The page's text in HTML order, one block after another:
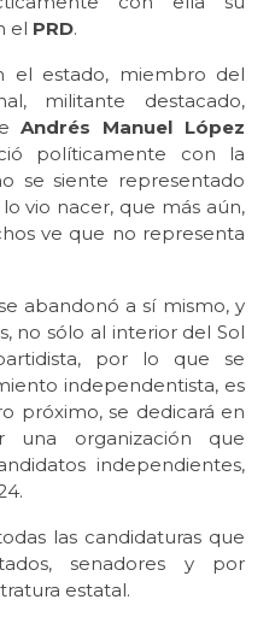
el PRD.
el estado, miembro del
militante destacado,
Andrés Manuel López
políticamente con la
se siente representado
vio nacer, que más aún,
ve que no representa
abandonó a sí mismo, y
no sólo al interior del Sol
por lo que se
independentista, es
próximo, se dedicará en
organización que
independientes,
las candidaturas que
senadores y por
estatal.